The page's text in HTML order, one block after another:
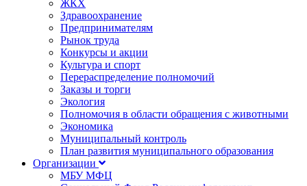
ЖКХ
Здравоохранение
Предпринимателям
Рынок труда
Конкурсы и акции
Культура и спорт
Перераспределение полномочий
Заказы и торги
Экология
Полномочия в области обращения с животными
Экономика
Муниципальный контроль
План развития муниципального образования
Организации
МБУ МФЦ